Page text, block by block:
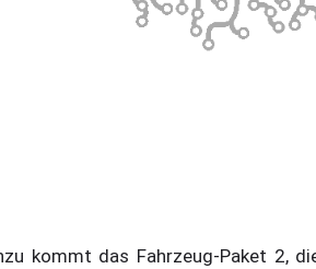
kommt das Fahrzeug-Paket 2,